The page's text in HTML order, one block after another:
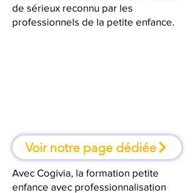
de sérieux reconnu par les
professionnels de la petite enfance.
Voir notre page dédiée
Avec Cogivia, la formation petite
enfance avec professionnalisation